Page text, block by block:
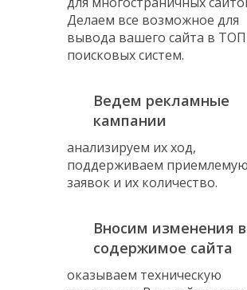
Делаем все возможное для
вывода вашего сайта в ТОП
поисковых систем.
Ведем рекламные
кампании
анализируем их ход,
поддерживаем
заявок и их количество.
Вносим изменения в
содержимое сайта
оказываем техническую